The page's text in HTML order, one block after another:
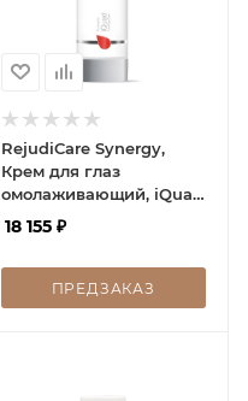
RejudiCare Synergy,
Крем для глаз
омолаживающий, iQuad
Total Eye Care 15 мл
18 155₽
ПРЕДЗАКАЗ